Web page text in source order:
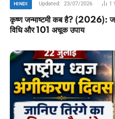
HINDI Updated: 23/07/2026 1
कृष्ण जन्माष्टमी कब है? (2026):
विधि और 101 अचूक उपाय